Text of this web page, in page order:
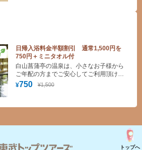
日帰入浴料金半額割引 通常1,500円を
750円＋ミニタオル付
¥750 ¥1,500
白山菖蒲亭の温泉は、小さなお子様から
ご年配の方までご安心してご利用頂ける
お肌に優しい温泉です。美肌効果や保湿
トップへ